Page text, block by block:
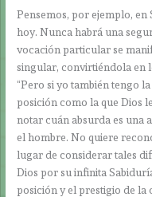
Pensemos, por ejemplo, en
hoy. Nunca habrá una
vocación particular se
singular, convirtiéndola en
“Pero si yo también tengo
posición como la que Dios
notar cuán absurda es una
el hombre. No quiere
lugar de considerar tales
Dios por su infinita
posición y el prestigio de la